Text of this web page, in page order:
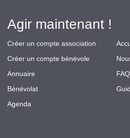
Agir maintenant !
Créer un compte association
Créer un compte bénévole
Annuaire
Bénévolat
Agenda
FAQ